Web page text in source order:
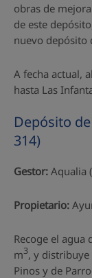
obras de
de este
nuevo depósito
A fecha actual,
hasta Las
Depósito
314)
Gestor: Aqualia
Propietario:
Recoge el agua
m3, y
Pinos y de